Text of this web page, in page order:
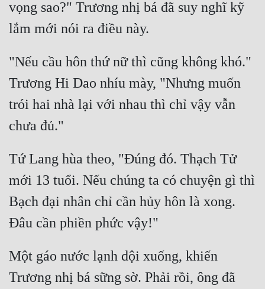
vọng sao?" Trương nhị bá đã suy nghĩ kỹ
"Nếu cầu hôn thứ nữ thì cũng không khó."
Trương Hi Dao nhíu mày, "Nhưng muốn
trói hai nhà lại với nhau thì chỉ vậy vẫn
Tứ Lang hùa theo, "Đúng đó. Thạch Tử
mới 13 tuổi. Nếu chúng ta có chuyện gì thì
Bạch đại nhân chỉ cần hủy hôn là xong.
Một gáo nước lạnh dội xuống, khiến
Trương nhị bá sững sờ. Phải rồi, ông đã